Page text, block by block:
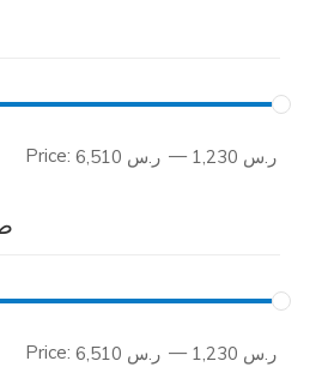
Price: ر.س 1,230 — ر.س 6,510
Price: ر.س 1,230 — ر.س 6,510